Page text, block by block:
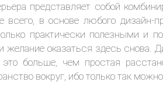
представляет собой
всего, в основе любого дизайн-
практически полезными и
желание оказаться здесь снова.
больше, чем простая
вокруг, ибо только так